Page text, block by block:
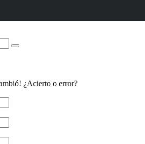
¿Acierto o error?